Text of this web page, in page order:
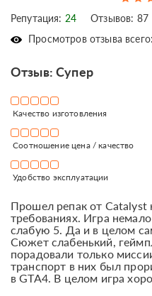
Репутация: 24
Отзывов: 87
Просмотров отзыва
Отзыв: Супер
Качество изготовления
Соотношение цена / качество
Удобство эксплуатации
Прошел репак от Catalyst
требованиях. Игра
слабую 5. Да и в целом
Сюжет слабенький,
порадовали только
транспорт в них был
в GTA4. В целом игра